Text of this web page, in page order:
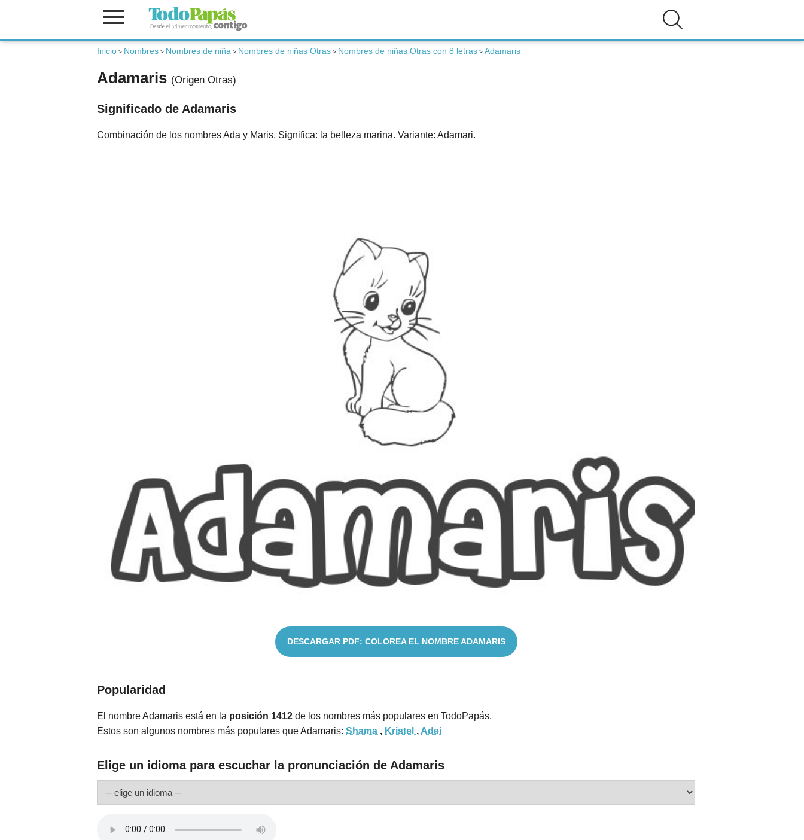
Inicio > Nombres > Nombres de niña > Nombres de niñas Otras > Nombres de niñas Otras con 8 letras > Adamaris
Adamaris (Origen Otras)
Significado de Adamaris
Combinación de los nombres Ada y Maris. Significa: la belleza marina. Variante: Adamari.
DESCARGAR PDF: COLOREA EL NOMBRE ADAMARIS
Popularidad
El nombre Adamaris está en la posición 1412 de los nombres más populares en TodoPapás.
Estos son algunos nombres más populares que Adamaris: Shama , Kristel , Adei
Elige un idioma para escuchar la pronunciación de Adamaris